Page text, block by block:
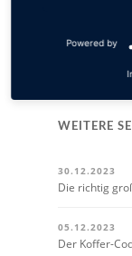
Habenhauser
WEITERE
30.12.2023
Die richtig
05.12.2023
Der Koffer-
Powered by